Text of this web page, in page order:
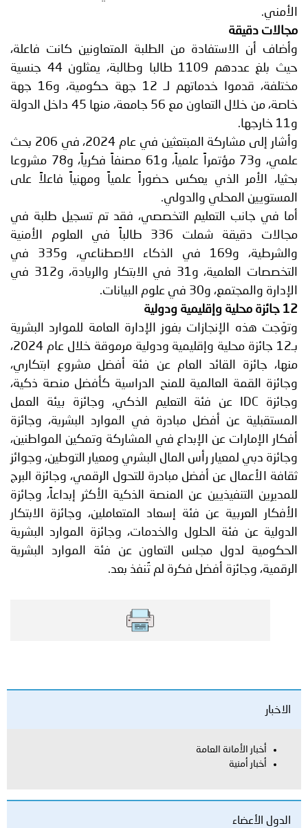
الأمني.
مجالات دقيقة
وأضاف أن الاستفادة من الطلبة المتعاونين كانت فاعلة،
حيث بلغ عددهم 1109 طالبا وطالبة، يمثلون 44 جنسية
مختلفة، قدموا خدماتهم لـ 12 جهة حكومية، و16 جهة
خاصة، من خلال التعاون مع 56 جامعة، منها 45 داخل الدولة
و11 خارجها.
وأشار إلى مشاركة المبتعثين في عام 2024، في 206 بحث
علمي، و73 مؤتمراً علمياً، و61 مصنفاً فكرياً، و78 مشروعا
بحثيا، الأمر الذي يعكس حضوراً علمياً ومهنياً فاعلاً على
المستويين المحلي والدولي.
أما في جانب التعليم التخصصي، فقد تم تسجيل طلبة في
مجالات دقيقة شملت 336 طالباً في العلوم الأمنية
والشرطية، و169 في الذكاء الاصطناعي، و335 في
التخصصات العلمية، و31 في الابتكار والريادة، و312 في
الإدارة والمجتمع، و30 في علوم البيانات.
12 جائزة محلية وإقليمية ودولية
وتوّجت هذه الإنجازات بفوز الإدارة العامة للموارد البشرية
بـ12 جائزة محلية وإقليمية ودولية مرموقة خلال عام 2024،
منها، جائزة القائد العام عن فئة أفضل مشروع ابتكاري،
وجائزة القمة العالمية للمنح الدراسية كأفضل منصة ذكية،
وجائزة IDC عن فئة التعليم الذكي، وجائزة بيئة العمل
المستقبلية عن أفضل مبادرة في الموارد البشرية، وجائزة
أفكار الإمارات عن الإبداع في المشاركة وتمكين المواطنين،
وجائزة دبي لمعيار رأس المال البشري ومعيار التوطين، وجوائز
ثقافة الأعمال عن أفضل مبادرة للتحول الرقمي، وجائزة البرج
للمديرين التنفيذيين عن المنصة الذكية الأكثر إبداعاً، وجائزة
الأفكار العربية عن فئة إسعاد المتعاملين، وجائزة الابتكار
الدولية عن فئة الحلول والخدمات، وجائزة الموارد البشرية
الحكومية لدول مجلس التعاون عن فئة الموارد البشرية
الرقمية، وجائزة أفضل فكرة لم تُنفذ بعد.
الاخبار
أخبار الأمانة العامة
أخبار أمنية
الدول الأعضاء